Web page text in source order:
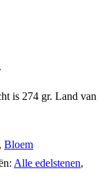
is 274 gr. Land van
, Bloem
Alle edelstenen,